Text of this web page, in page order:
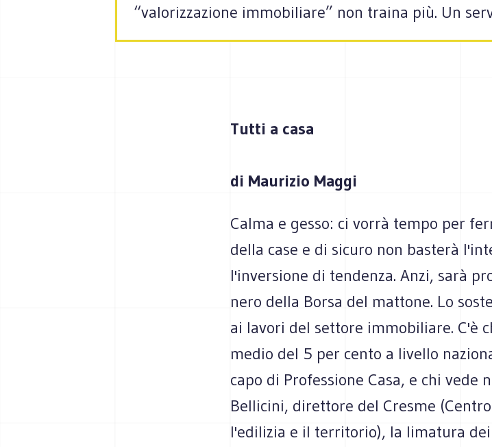
“valorizzazione immobiliare” non traina più. Un
Tutti a casa
di Maurizio Maggi
Calma e gesso: ci vorrà tempo per
della case e di sicuro non basterà
l'inversione di tendenza. Anzi, sarà
nero della Borsa del mattone. Lo
ai lavori del settore immobiliare. C'è
medio del 5 per cento a livello
capo di Professione Casa, e chi vede
Bellicini, direttore del Cresme
l'edilizia e il territorio), la limatura